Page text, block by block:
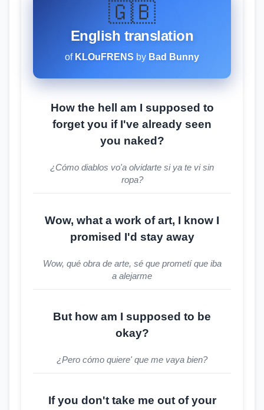
🇬🇧
English translation
of KLOuFRENS by Bad Bunny
How the hell am I supposed to
forget you if I've already seen
you naked?
¿Cómo diablos vo'a olvidarte si ya te vi sin
ropa?
Wow, what a work of art, I know I
promised I'd stay away
Wow, qué obra de arte, sé que prometí que iba
a alejarme
But how am I supposed to be
okay?
¿Pero cómo quiere' que me vaya bien?
If you don't take me out of your